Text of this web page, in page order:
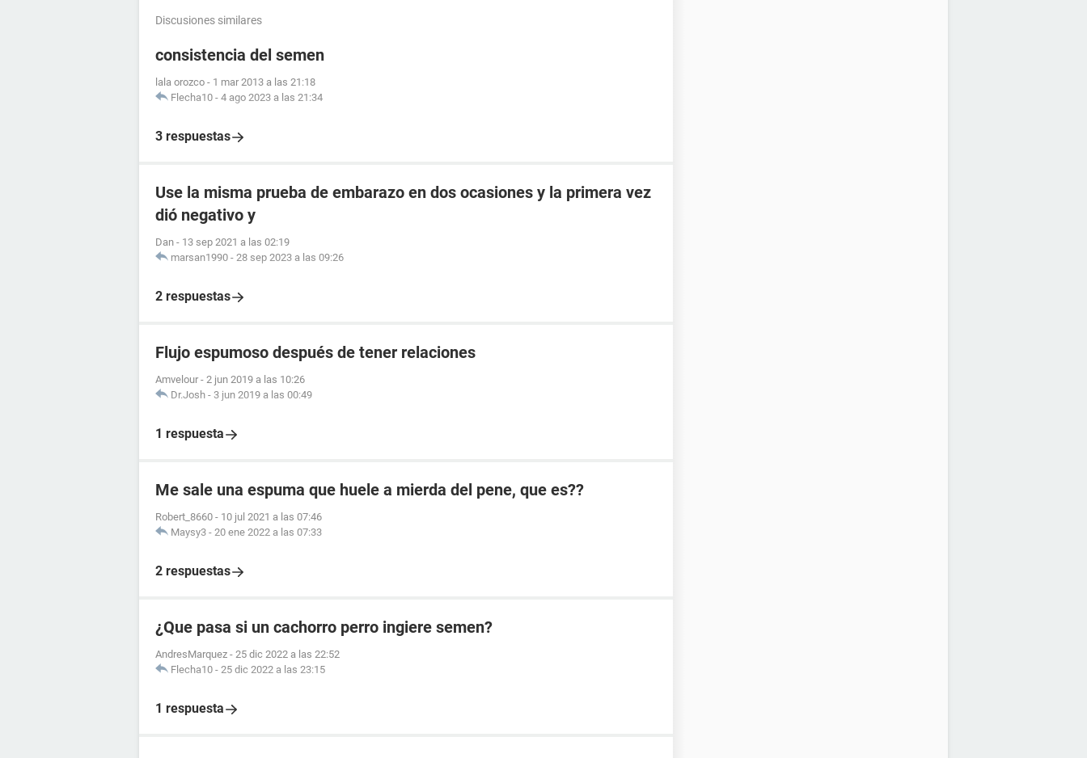
Discusiones similares
consistencia del semen
lala orozco - 1 mar 2013 a las 21:18
Flecha10 - 4 ago 2023 a las 21:34
3 respuestas
Use la misma prueba de embarazo en dos ocasiones y la primera vez
dió negativo y
Dan - 13 sep 2021 a las 02:19
marsan1990 - 28 sep 2023 a las 09:26
2 respuestas
Flujo espumoso después de tener relaciones
Amvelour - 2 jun 2019 a las 10:26
Dr.Josh - 3 jun 2019 a las 00:49
1 respuesta
Me sale una espuma que huele a mierda del pene, que es??
Robert_8660 - 10 jul 2021 a las 07:46
Maysy3 - 20 ene 2022 a las 07:33
2 respuestas
¿Que pasa si un cachorro perro ingiere semen?
AndresMarquez - 25 dic 2022 a las 22:52
Flecha10 - 25 dic 2022 a las 23:15
1 respuesta